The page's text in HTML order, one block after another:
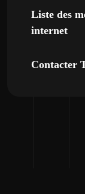
Liste des
internet
Contacter